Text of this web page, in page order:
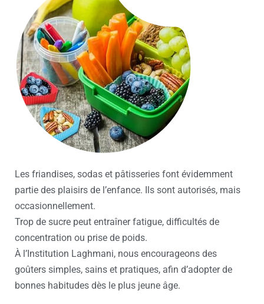
Les friandises, sodas et pâtisseries font évidemment
partie des plaisirs de l’enfance. Ils sont autorisés, mais
occasionnellement.
Trop de sucre peut entraîner fatigue, difficultés de
concentration ou prise de poids.
À l’Institution Laghmani, nous encourageons des
goûters simples, sains et pratiques, afin d’adopter de
bonnes habitudes dès le plus jeune âge.